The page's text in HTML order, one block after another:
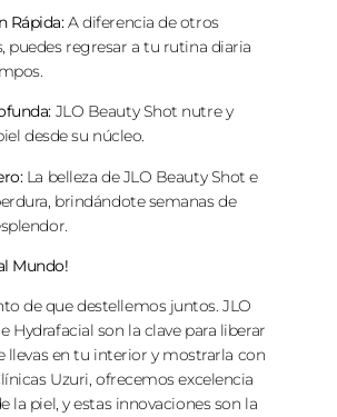
Rápida:A diferencia de otros
puedes regresar a tu rutina diaria
JLO Beauty Shot nutre y
desde su núcleo.
La belleza de JLO Beauty Shot e
brindándote semanas de
Mundo!
de que destellemos juntos. JLO
Hydrafacial son la clave para liberar
llevas en tu interior y mostrarla con
Uzuri, ofrecemos excelencia
la piel, y estas innovaciones son la